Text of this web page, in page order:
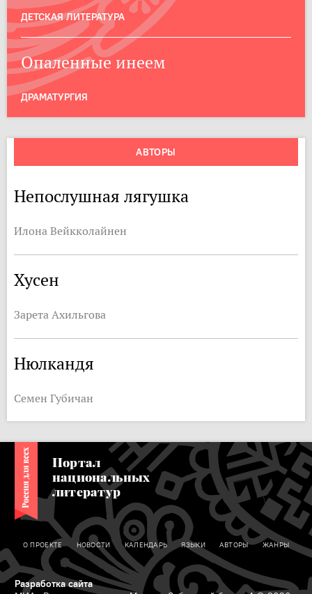
ДЕТСКАЯ ЛИТЕРАТУРА
Опаленные инеем
ДРАМАТУРГИЯ
АВТОРЫ
Непослушная лягушка
Илона Вейкколайнен
Хусен
Зарета Ахильгова
Нюлкандя
Семен Губичан
Портал
национальных
литератур
О ПРОЕКТЕ НОВОСТИ КАЛЕНДАРЬ ЯЗЫКИ АВТОРЫ ЖАНРЫ
Разработка сайта